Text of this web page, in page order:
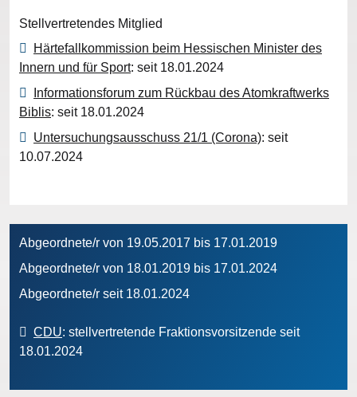
Stellvertretendes Mitglied
Härtefallkommission beim Hessischen Minister des
Innern und für Sport: seit 18.01.2024
Informationsforum zum Rückbau des Atomkraftwerks
Biblis: seit 18.01.2024
Untersuchungsausschuss 21/1 (Corona): seit
10.07.2024
Abgeordnete/r von 19.05.2017 bis 17.01.2019
Abgeordnete/r von 18.01.2019 bis 17.01.2024
Abgeordnete/r seit 18.01.2024
CDU: stellvertretende Fraktionsvorsitzende seit
18.01.2024